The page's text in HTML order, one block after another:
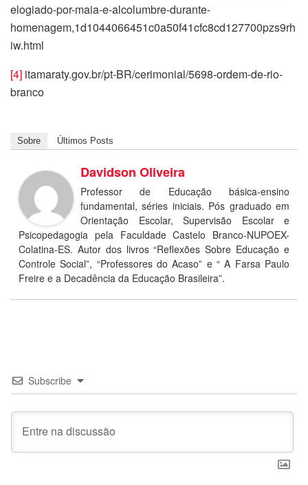
elogiado-por-maia-e-alcolumbre-durante-
homenagem,1d1044066451c0a50f41cfc8cd127700pzs9rh
iw.html
[4] itamaraty.gov.br/pt-BR/cerimonial/5698-ordem-de-rio-
branco
Sobre Últimos Posts
Davidson Oliveira
Professor de Educação básica-ensino
fundamental, séries iniciais. Pós graduado em
Orientação Escolar, Supervisão Escolar e
Psicopedagogia pela Faculdade Castelo Branco-NUPOEX-
Colatina-ES. Autor dos livros “Reflexões Sobre Educação e
Controle Social”, “Professores do Acaso” e “ A Farsa Paulo
Freire e a Decadência da Educação Brasileira”.
Subscribe